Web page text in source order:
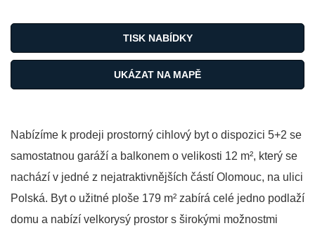
Nabízíme k prodeji prostorný cihlový byt o dispozici 5+2 se
samostatnou garáží a balkonem o velikosti 12 m², který se
nachází v jedné z nejatraktivnějších částí Olomouc, na ulici
Polská. Byt o užitné ploše 179 m² zabírá celé jedno podlaží
domu a nabízí velkorysý prostor s širokými možnostmi
UKÁZAT NA MAPĚ
TISK NABÍDKY